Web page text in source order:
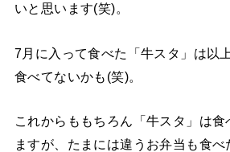
いと思います(笑)。
7月に入って食べた「牛スタ」は以
食べてないかも(笑)。
これからももちろん「牛スタ」は
ますが、たまには違うお弁当も食べ